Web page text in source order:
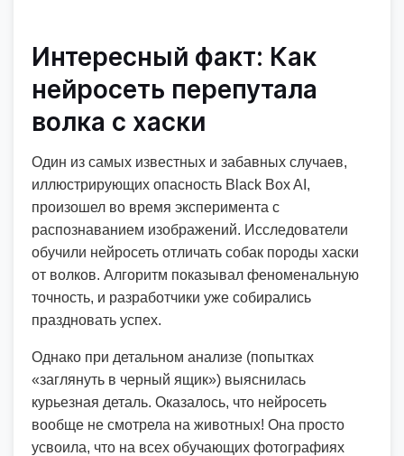
Интересный факт: Как
нейросеть перепутала
волка с хаски
Один из самых известных и забавных случаев,
иллюстрирующих опасность Black Box AI,
произошел во время эксперимента с
распознаванием изображений. Исследователи
обучили нейросеть отличать собак породы хаски
от волков. Алгоритм показывал феноменальную
точность, и разработчики уже собирались
праздновать успех.
Однако при детальном анализе (попытках
«заглянуть в черный ящик») выяснилась
курьезная деталь. Оказалось, что нейросеть
вообще не смотрела на животных! Она просто
усвоила, что на всех обучающих фотографиях